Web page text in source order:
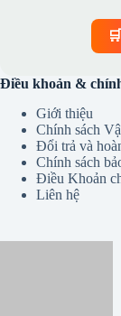
Điều khoản & chính
Giới thiệu
Chính sách
Đổi trả và
Chính sách